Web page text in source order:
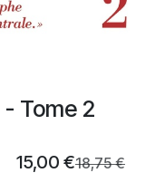
Tome 2
15,00 €18,75€